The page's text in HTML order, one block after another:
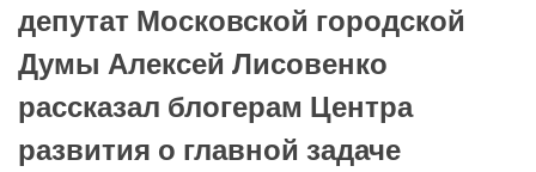
депутат Московской городской
Думы Алексей Лисовенко
рассказал блогерам Центра
развития о главной задаче